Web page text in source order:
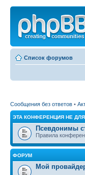
Список форумов
Сообщения без ответов •
ЭТА КОНФЕРЕНЦИЯ НЕ
Псевдонимы
Правила
ФОРУМ
Мой